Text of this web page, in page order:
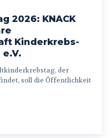
2026: KNACK
Kinderkrebs-
soll die Öffentlichkeit